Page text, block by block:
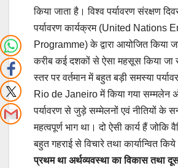
किया जाता है। विश्व पर्यावरण संरक्षण
पर्यावरण कार्यक्रम (United Nations
Programme) के द्वारा आयोजित किया
करीब कई दशकों से ऐसा महसूस किया जा
स्तर पर वर्तमान में बहुत बड़ी समस्या
Rio de Janeiro में किया गया सम्मलेन
पर्यावरण से जुड़े सम्मेलनों एवं नीतियों के
महत्वपूर्ण भाग था। दो ऐसी कार्य हैं जोकि
बहुत गहराई से विचारे तथा कार्यान्वित
प्रथम था अर्थव्यवस्था का विकास तथा